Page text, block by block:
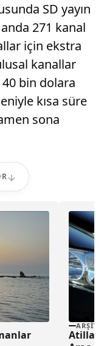
SD yayın
271 kanal
için ekstra
kanallar
40 bin dolara
kısa süre
sona
ARŞIV
Atilla